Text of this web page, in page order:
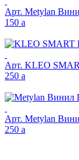
Арт. Metylan
150 a
Арт. KLEO
250 a
Арт. Metylan
250 a